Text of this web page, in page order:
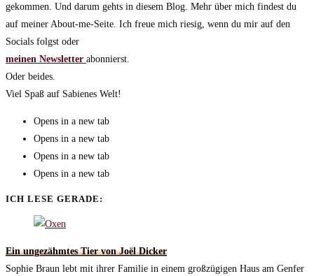
gekommen. Und darum gehts in diesem Blog. Mehr über mich findest du
auf meiner About-me-Seite. Ich freue mich riesig, wenn du mir auf den
Socials folgst oder
meinen Newsletter abonnierst.
Oder beides.
Viel Spaß auf Sabienes Welt!
Opens in a new tab
Opens in a new tab
Opens in a new tab
Opens in a new tab
ICH LESE GERADE:
Ein ungezähmtes Tier von Joël Dicker
Sophie Braun lebt mit ihrer Familie in einem großzügigen Haus am Genfer